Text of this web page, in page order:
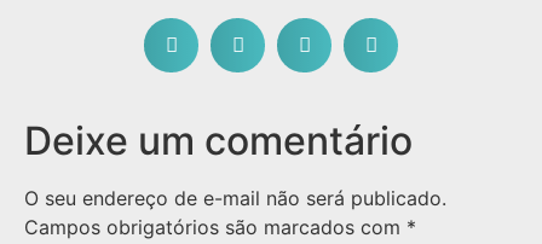
Deixe um comentário
O seu endereço de e-mail não será publicado.
Campos obrigatórios são marcados com *